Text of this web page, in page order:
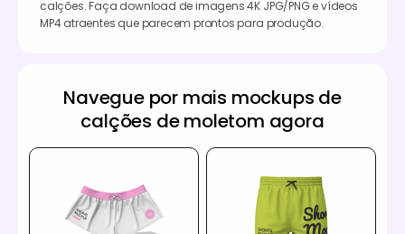
calções. Faça download de imagens 4K JPG/PNG e vídeos
MP4 atraentes que parecem prontos para produção.
Navegue por mais mockups de
calções de moletom agora